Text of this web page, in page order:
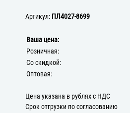
Артикул: ПЛ4027-8699
Ваша цена:
Розничная:
Со скидкой:
Оптовая:
Цена указана в рублях с НДС
Срок отгрузки по согласованию